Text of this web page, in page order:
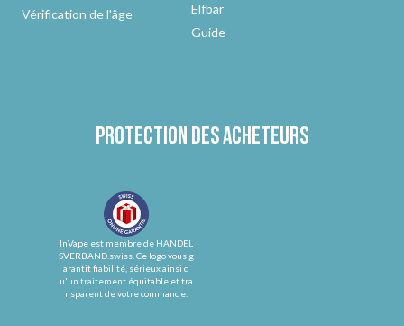
Vérification de l'âge
Elfbar
Guide
Protection des acheteurs
InVape est membre de HANDEL
SVERBAND.swiss. Ce logo vous g
arantit fiabilité, sérieux ainsi q
u'un traitement équitable et tra
nsparent de votre commande.